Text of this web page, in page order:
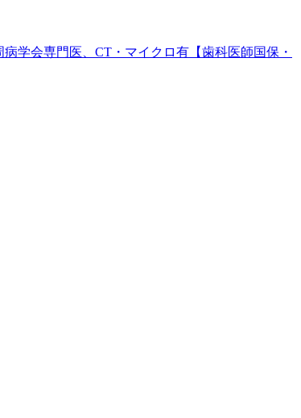
学会専門医、CT・マイクロ有【歯科医師国保・